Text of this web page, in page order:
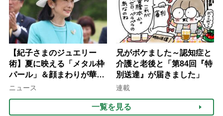
【紀子さまのジュエリー
術】夏に映える「メタル枠
パール」＆顔まわりが華や
ぐ「揺れる一粒」の使い分
ニュース
兄がボケました～認知症と
介護と老後と「第84回『特
別送達』が届きました」
連載
一覧を見る